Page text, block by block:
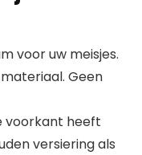
voor uw meisjes.
Geen
voorkant heeft
versiering als